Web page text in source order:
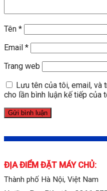
Tên *
Email *
Trang web
Lưu tên của tôi, email, và
cho lần bình luận kế tiếp của
ĐỊA ĐIỂM ĐẶT MÁY CHỦ:
Thành phố Hà Nội, Việt Nam